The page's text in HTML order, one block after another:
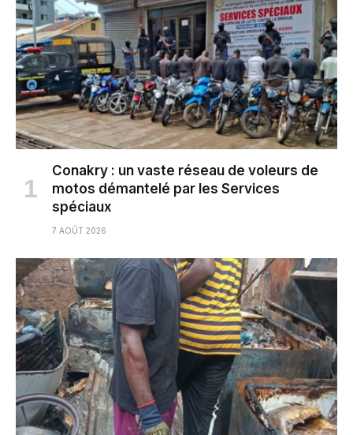
Conakry : un vaste réseau de voleurs de
motos démantelé par les Services
spéciaux
7 AOÛT 2026